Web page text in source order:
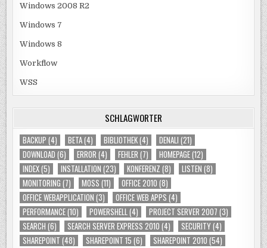
Windows 2008 R2
Windows 7
Windows 8
Workflow
WSS
SCHLAGWÖRTER
BACKUP (4) BETA(4) BIBLIOTHEK(4) DENALI (21)
DOWNLOAD (6) ERROR (4) FEHLER (7) HOMEPAGE(12)
INDEX(5) INSTALLATION (23) KONFERENZ (8) LISTEN (8)
MONITORING (7) MOSS (11) OFFICE 2010 (8)
OFFICE WEBAPPLICATION (3) OFFICE WEB APPS (4)
PERFORMANCE(10) POWERSHELL (4) PROJECT SERVER 2007 (3)
SEARCH (6) SEARCH SERVER EXPRESS 2010 (4) SECURITY(4)
SHAREPOINT (48) SHAREPOINT 15 (6) SHAREPOINT 2010 (54)